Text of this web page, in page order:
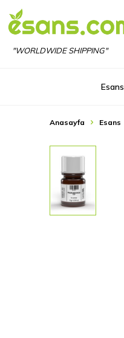
"WORLDWIDE SHIPPING"
Esans
Anasayfa Esans